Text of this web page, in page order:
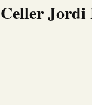
Celler Jordi